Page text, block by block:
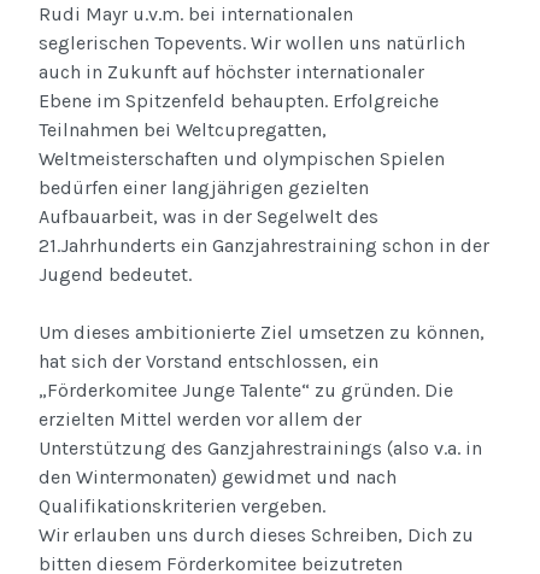
Rudi Mayr u.v.m. bei internationalen
seglerischen Topevents. Wir wollen uns natürlich
auch in Zukunft auf höchster internationaler
Ebene im Spitzenfeld behaupten. Erfolgreiche
Teilnahmen bei Weltcupregatten,
Weltmeisterschaften und olympischen Spielen
bedürfen einer langjährigen gezielten
Aufbauarbeit, was in der Segelwelt des
21.Jahrhunderts ein Ganzjahrestraining schon in der
Jugend bedeutet.
Um dieses ambitionierte Ziel umsetzen zu können,
hat sich der Vorstand entschlossen, ein
„Förderkomitee Junge Talente“ zu gründen. Die
erzielten Mittel werden vor allem der
Unterstützung des Ganzjahrestrainings (also v.a. in
den Wintermonaten) gewidmet und nach
Qualifikationskriterien vergeben.
Wir erlauben uns durch dieses Schreiben, Dich zu
bitten diesem Förderkomitee beizutreten